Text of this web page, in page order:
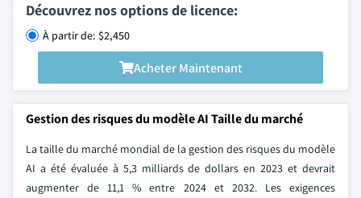
Découvrez nos options de licence:
À partir de: $2,450
Acheter Maintenant
Gestion des risques du modèle AI Taille du marché
La taille du marché mondial de la gestion des risques du modèle
AI a été évaluée à 5,3 milliards de dollars en 2023 et devrait
augmenter de 11,1 % entre 2024 et 2032. Les exigences